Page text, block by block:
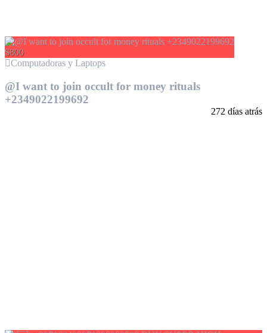
$800
Computadoras y Laptops
@I want to join occult for money rituals
+2349022199692
272 días atrás